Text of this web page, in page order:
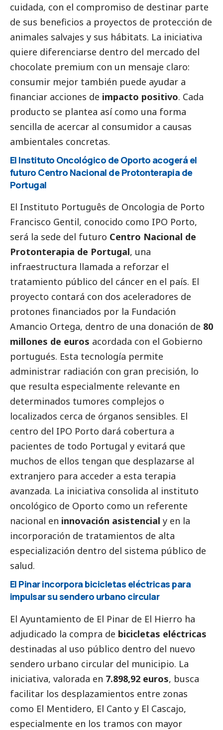
cuidada, con el compromiso de destinar parte
de sus beneficios a proyectos de protección de
animales salvajes y sus hábitats. La iniciativa
quiere diferenciarse dentro del mercado del
chocolate premium con un mensaje claro:
consumir mejor también puede ayudar a
financiar acciones de impacto positivo. Cada
producto se plantea así como una forma
sencilla de acercar al consumidor a causas
ambientales concretas.
El Instituto Oncológico de Oporto acogerá el
futuro Centro Nacional de Protonterapia de
Portugal
El Instituto Português de Oncologia de Porto
Francisco Gentil, conocido como IPO Porto,
será la sede del futuro Centro Nacional de
Protonterapia de Portugal, una
infraestructura llamada a reforzar el
tratamiento público del cáncer en el país. El
proyecto contará con dos aceleradores de
protones financiados por la Fundación
Amancio Ortega, dentro de una donación de 80
millones de euros acordada con el Gobierno
portugués. Esta tecnología permite
administrar radiación con gran precisión, lo
que resulta especialmente relevante en
determinados tumores complejos o
localizados cerca de órganos sensibles. El
centro del IPO Porto dará cobertura a
pacientes de todo Portugal y evitará que
muchos de ellos tengan que desplazarse al
extranjero para acceder a esta terapia
avanzada. La iniciativa consolida al instituto
oncológico de Oporto como un referente
nacional en innovación asistencial y en la
incorporación de tratamientos de alta
especialización dentro del sistema público de
salud.
El Pinar incorpora bicicletas eléctricas para
impulsar su sendero urbano circular
El Ayuntamiento de El Pinar de El Hierro ha
adjudicado la compra de bicicletas eléctricas
destinadas al uso público dentro del nuevo
sendero urbano circular del municipio. La
iniciativa, valorada en 7.898,92 euros, busca
facilitar los desplazamientos entre zonas
como El Mentidero, El Canto y El Cascajo,
especialmente en los tramos con mayor